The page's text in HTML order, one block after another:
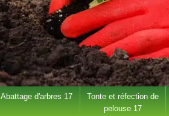
Abattage d'arbres 17
Tonte et réfection de
pelouse 17